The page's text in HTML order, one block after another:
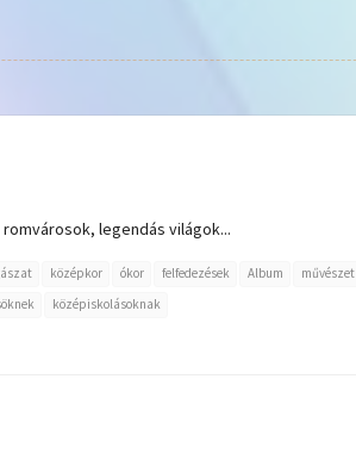
legendás világok...
középkor ókor felfedezések Album
művészet
középiskolásoknak